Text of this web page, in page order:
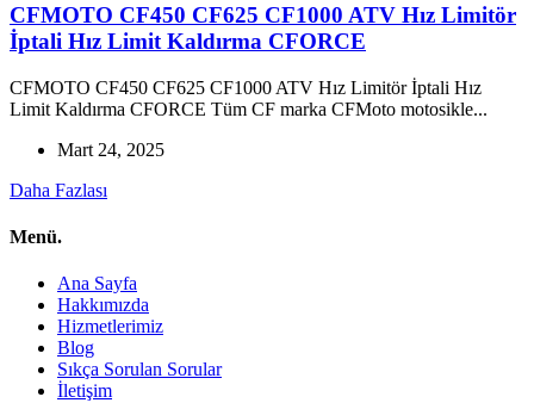
CFMOTO CF450 CF625 CF1000 ATV Hız Limitör
İptali Hız Limit Kaldırma CFORCE
CFMOTO CF450 CF625 CF1000 ATV Hız Limitör İptali Hız
Limit Kaldırma CFORCE Tüm CF marka CFMoto motosikle...
Mart 24, 2025
Daha Fazlası
Menü.
Ana Sayfa
Hakkımızda
Hizmetlerimiz
Blog
Sıkça Sorulan Sorular
İletişim